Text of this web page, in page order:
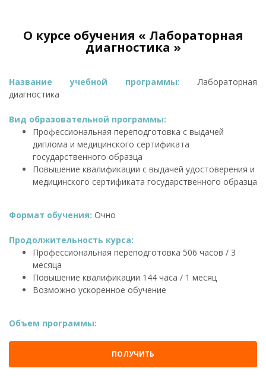
О курсе обучения « Лабораторная
диагностика »
Название учебной программы:Лабораторная
диагностика
Вид образовательной программы:
Профессиональная переподготовка с выдачей
диплома и медицинского сертификата
государственного образца
Повышение квалификации с выдачей удостоверения и
медицинского сертификата государственного образца
Формат обучения: Очно
Продолжительность курса:
Профессиональная переподготовка 506 часов / 3
месяца
Повышение квалификации 144 часа / 1 месяц
Возможно ускоренное обучение
Объем программы:
ПОЛУЧИТЬ